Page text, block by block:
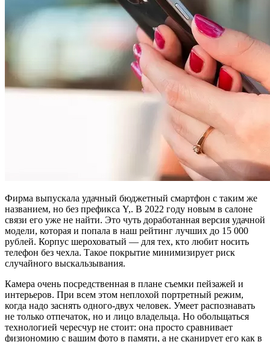
Фирма выпускала удачный бюджетный смартфон с таким же
названием, но без префикса Y,. В 2022 году новым в салоне
связи его уже не найти. Это чуть доработанная версия удачной
модели, которая и попала в наш рейтинг лучших до 15 000
рублей. Корпус шероховатый — для тех, кто любит носить
телефон без чехла. Такое покрытие минимизирует риск
случайного выскальзывания.
Камера очень посредственная в плане съемки пейзажей и
интерьеров. При всем этом неплохой портретный режим,
когда надо заснять одного-двух человек. Умеет распознавать
не только отпечаток, но и лицо владельца. Но обольщаться
технологией чересчур не стоит: она просто сравнивает
физиономию с вашим фото в памяти, а не сканирует его как в